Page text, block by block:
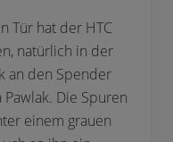
Tür hat der HTC
natürlich in der
an den Spender
Die Spuren
einem grauen